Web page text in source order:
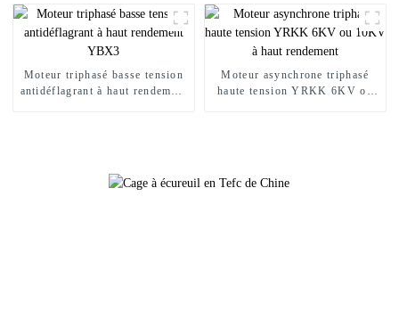
Moteur triphasé basse tension
antidéflagrant à haut rendement
Moteur asynchrone triphasé
haute tension YRKK 6KV ou